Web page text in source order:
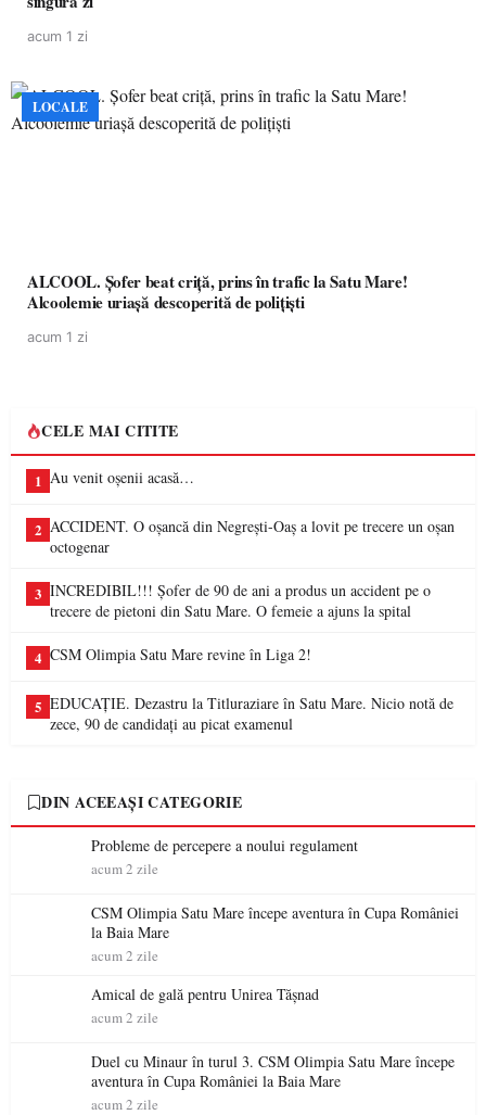
acum 1 zi
LOCALE
ALCOOL. Șofer beat criță, prins în trafic la Satu Mare!
Alcoolemie uriașă descoperită de polițiști
acum 1 zi
CELE MAI CITITE
1 Au venit oșenii acasă…
2 ACCIDENT. O oșancă din Negrești-Oaș a lovit pe trecere un oșan
octogenar
3 INCREDIBIL!!! Șofer de 90 de ani a produs un accident pe o
trecere de pietoni din Satu Mare. O femeie a ajuns la spital
4 CSM Olimpia Satu Mare revine în Liga 2!
5 EDUCAȚIE. Dezastru la Titluraziare în Satu Mare. Nicio notă de
zece, 90 de candidați au picat examenul
DIN ACEEAȘI CATEGORIE
Probleme de percepere a noului regulament
acum 2 zile
CSM Olimpia Satu Mare începe aventura în Cupa României
la Baia Mare
acum 2 zile
Amical de gală pentru Unirea Tășnad
acum 2 zile
Duel cu Minaur în turul 3. CSM Olimpia Satu Mare începe
aventura în Cupa României la Baia Mare
acum 2 zile